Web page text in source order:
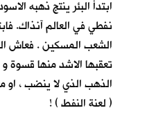
نفطي في العالم آنذاك.
الشعب المسكين . فعاش
تعقبها الاشد منها قسوة
الذهب الذي لا ينضب ، او
( لعنة النفط ) !